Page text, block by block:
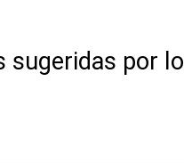
sugeridas por